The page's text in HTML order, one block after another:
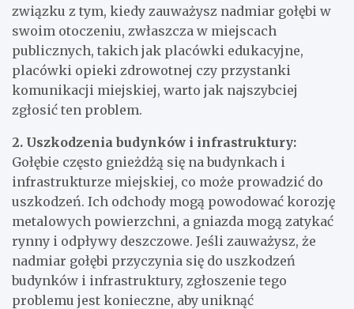
związku z tym, kiedy zauważysz nadmiar gołębi w
swoim otoczeniu, zwłaszcza w miejscach
publicznych, takich jak placówki edukacyjne,
placówki opieki zdrowotnej czy przystanki
komunikacji miejskiej, warto jak najszybciej
zgłosić ten problem.
2. Uszkodzenia budynków i infrastruktury:
Gołębie często gnieżdżą się na budynkach i
infrastrukturze miejskiej, co może prowadzić do
uszkodzeń. Ich odchody mogą powodować korozję
metalowych powierzchni, a gniazda mogą zatykać
rynny i odpływy deszczowe. Jeśli zauważysz, że
nadmiar gołębi przyczynia się do uszkodzeń
budynków i infrastruktury, zgłoszenie tego
problemu jest konieczne, aby uniknąć